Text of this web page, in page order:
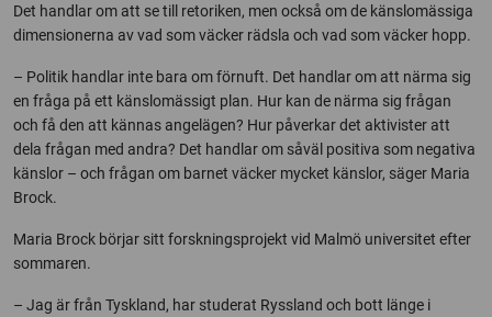
Det handlar om att se till retoriken, men också om de känslomässiga
dimensionerna av vad som väcker rädsla och vad som väcker hopp.
– Politik handlar inte bara om förnuft. Det handlar om att närma sig
en fråga på ett känslomässigt plan. Hur kan de närma sig frågan
och få den att kännas angelägen? Hur påverkar det aktivister att
dela frågan med andra? Det handlar om såväl positiva som negativa
känslor – och frågan om barnet väcker mycket känslor, säger Maria
Brock.
Maria Brock börjar sitt forskningsprojekt vid Malmö universitet efter
sommaren.
– Jag är från Tyskland, har studerat Ryssland och bott länge i